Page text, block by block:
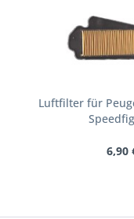
Luftfilter für
6,90